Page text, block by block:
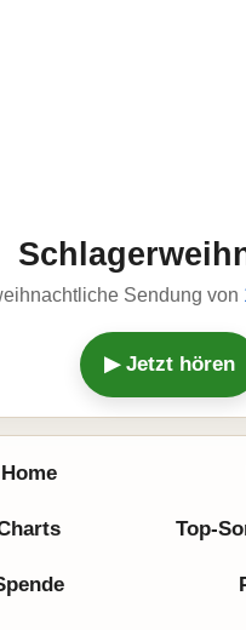
Sendung von
▶ Jetzt hören
Home
Top-